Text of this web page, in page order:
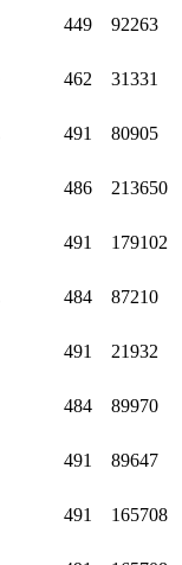
449 92263
462 31331
491 80905
486 213650
491 179102
484 87210
491 21932
484 89970
491 89647
491 165708